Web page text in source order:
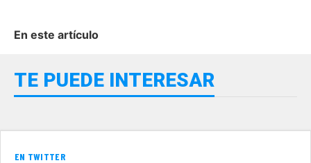
En este artículo
TE PUEDE INTERESAR
EN TWITTER